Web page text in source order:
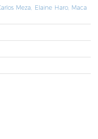
Meza, Elaine Haro, Maca